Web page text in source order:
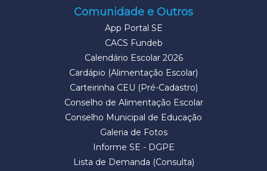
Comunidade e Outros
App Portal SE
CACS Fundeb
Calendário Escolar 2026
Cardápio (Alimentação Escolar)
Carteirinha CEU (Pré-Cadastro)
Conselho de Alimentação Escolar
Conselho Municipal de Educação
Galeria de Fotos
Informe SE - DGPE
Lista de Demanda (Consulta)